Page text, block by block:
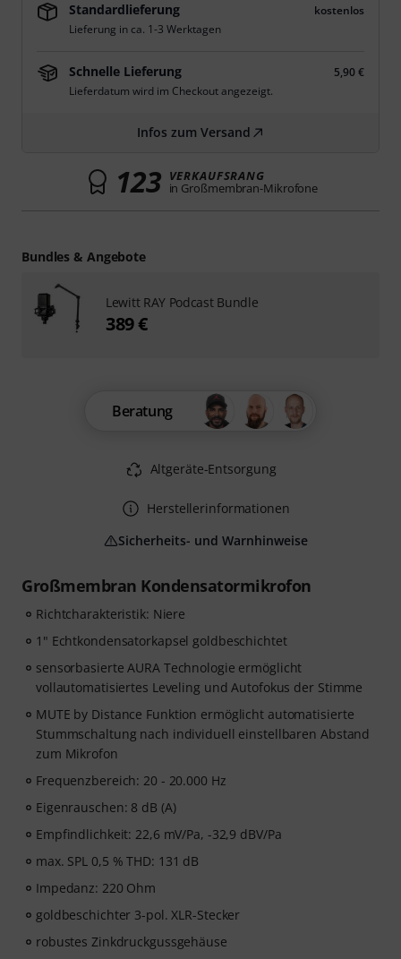
Großmembran Kondensatormikrofon
Richtcharakteristik: Niere
1" Echtkondensatorkapsel goldbeschichtet
sensorbasierte AURA Technologie ermöglicht
vollautomatisiertes Leveling und Autofokus der Stimme
MUTE by Distance Funktion ermöglicht automatisierte
Stummschaltung nach individuell einstellbaren Abstand
zum Mikrofon
Frequenzbereich: 20 - 20.000 Hz
Eigenrauschen: 8 dB (A)
Empfindlichkeit: 22,6 mV/Pa, -32,9 dBV/Pa
max. SPL 0,5 % THD: 131 dB
Impedanz: 220 Ohm
goldbeschichter 3-pol. XLR-Stecker
robustes Zinkdruckgussgehäuse
Standardlieferung
kostenlos
Lieferung in ca. 1-3 Werktagen
Schnelle Lieferung
5,90 €
Lieferdatum wird im Checkout angezeigt.
Infos zum Versand
123 VERKAUFSRANG
in Großmembran-Mikrofone
Beratung
Altgeräte-Entsorgung
Herstellerinformationen
Sicherheits- und Warnhinweise
Bundles & Angebote
Lewitt RAY Podcast Bundle
389 €